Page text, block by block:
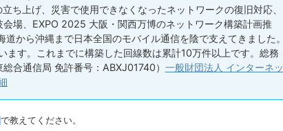
ち上げ、災害で使用できなくなったネットワークの復旧対応、
場、EXPO 2025 大阪・関西万博のネットワーク構築計画推
から沖縄まで日本全国のモバイル通信を陰で支えてきました。
ます。これまでに構築した回線数は累計10万件以上です。総務
総合通信局 免許番号：ABXJ01740） 一般財団法人 インターネッ
で教えてください。